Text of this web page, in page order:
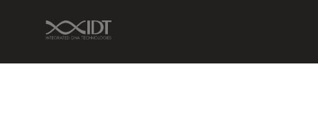
IDT Link